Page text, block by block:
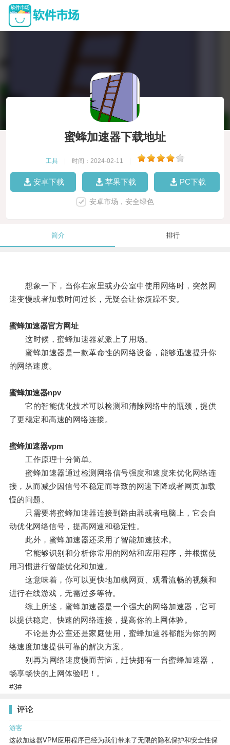
蜜蜂加速器下载地址
工具 时间：2024-02-11
安卓下载 苹果下载 PC下载
安卓市场，安全绿色
简介 排行
想象一下，当你在家里或办公室中使用网络时，突然网
速变慢或者加载时间过长，无疑会让你烦躁不安。
蜜蜂加速器官方网址
这时候，蜜蜂加速器就派上了用场。
蜜蜂加速器是一款革命性的网络设备，能够迅速提升你
的网络速度。
蜜蜂加速器npv
它的智能优化技术可以检测和清除网络中的瓶颈，提供
了更稳定和高速的网络连接。
蜜蜂加速器vpm
工作原理十分简单。
蜜蜂加速器通过检测网络信号强度和速度来优化网络连
接，从而减少因信号不稳定而导致的网速下降或者网页加载
慢的问题。
只需要将蜜蜂加速器连接到路由器或者电脑上，它会自
动优化网络信号，提高网速和稳定性。
此外，蜜蜂加速器还采用了智能加速技术。
它能够识别和分析你常用的网站和应用程序，并根据使
用习惯进行智能优化和加速。
这意味着，你可以更快地加载网页、观看流畅的视频和
进行在线游戏，无需过多等待。
综上所述，蜜蜂加速器是一个强大的网络加速器，它可
以提供稳定、快速的网络连接，提高你的上网体验。
不论是办公室还是家庭使用，蜜蜂加速器都能为你的网
络速度加速提供可靠的解决方案。
别再为网络速度慢而苦恼，赶快拥有一台蜜蜂加速器，
畅享畅快的上网体验吧！。
#3#
评论
游客
这款加速器VPM应用程序已经为我们带来了无限的隐私保护和安全性保